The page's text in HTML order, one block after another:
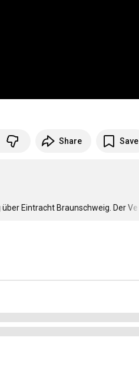
Share Save
Eintracht Braunschweig. Der Ve